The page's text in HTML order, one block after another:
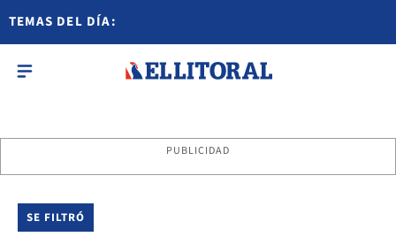
TEMAS DEL DÍA:
PUBLICIDAD
SE FILTRÓ